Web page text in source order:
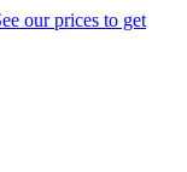
our prices to get